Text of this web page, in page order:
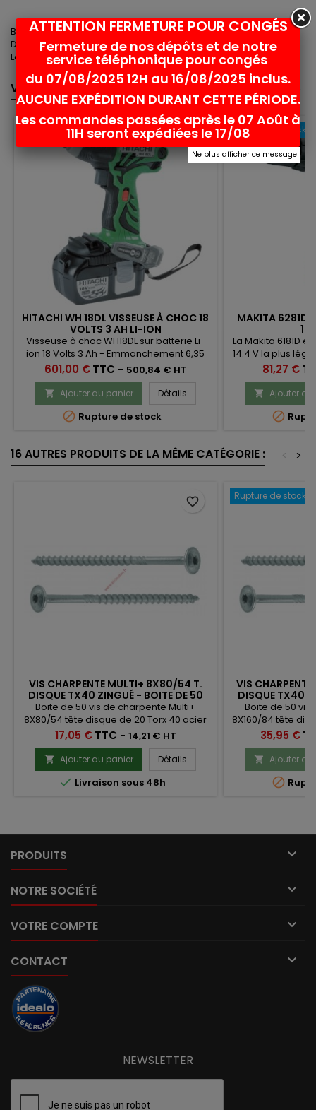
Boite de 50 Vis Torx 40
Dimension 8x340
Longueur de filetage 100
VOUS POURRIEZ AUSSI AIMER
Rupture de stock
HITACHI WH 18DL VISSEUSE À CHOC 18
VOLTS 3 AH LI-ION
Visseuse à choc WH18DL sur batterie Li-
ion 18 Volts 3 Ah - Emmanchement 6,35
mm 1/4”
Prix
601,00 € TTC - 500,84 € HT
 Ajouter au panier Détails
 Rupture de stock
favorite_border Rupture de stock
MAKITA 6281DZ
La Makita 6181D
14.4 V la plus
de sa
ni
Prix
81,27 €
 Ajouter au

16 AUTRES PRODUITS DE LA MÊME CATÉGORIE : >
<
VIS CHARPENTE MULTI+ 8X80/54 T.
DISQUE TX40 ZINGUÉ - BOITE DE 50
Boite de 50 vis de charpente Multi+
8X80/54 tête disque de 20 Torx 40 acier
zingué banc homologuées pour la
construction bois
Prix
17,05 € TTC - 14,21 € HT
 Ajouter au panier Détails
 Livraison sous 48h
favorite_border Rupture de stock
VIS
DISQUE TX40
Boite de 50 vis
8X160/84 tête
zingué banc
Prix
35,95 €
 Ajouter au

PRODUITS 
NOTRE SOCIÉTÉ 
VOTRE COMPTE 
CONTACT 
NEWSLETTER
ATTENTION FERMETURE POUR CONGÉS
Fermeture de nos dépôts et de notre
service téléphonique pour congés
du 07/08/2025 12H au 16/08/2025 inclus.
AUCUNE EXPÉDITION DURANT CETTE PÉRIODE.
Les commandes passées après le 07 Août à
11H seront expédiées le 17/08
Ne plus afficher ce message